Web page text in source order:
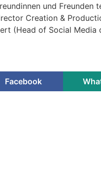
und Freunden
Creation &
(Head of Social Media
Facebook